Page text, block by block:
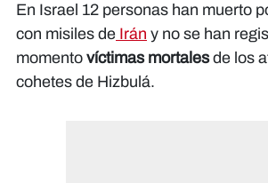
En Israel 12 personas han muerto
con misiles de Irán y no se han
momento víctimas mortalesde los
cohetes de Hizbulá.